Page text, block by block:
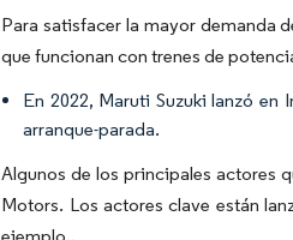
Para satisfacer la mayor demanda
que funcionan con trenes de
En 2022, Maruti Suzuki lanzó
arranque-parada.
Algunos de los principales actores
Motors. Los actores clave están